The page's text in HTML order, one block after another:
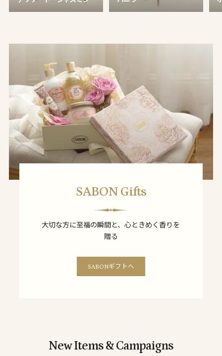
SABON Gifts
大切な方に至福の瞬間と、心ときめく香りを
贈る
SABONギフトへ
New Items & Campaigns